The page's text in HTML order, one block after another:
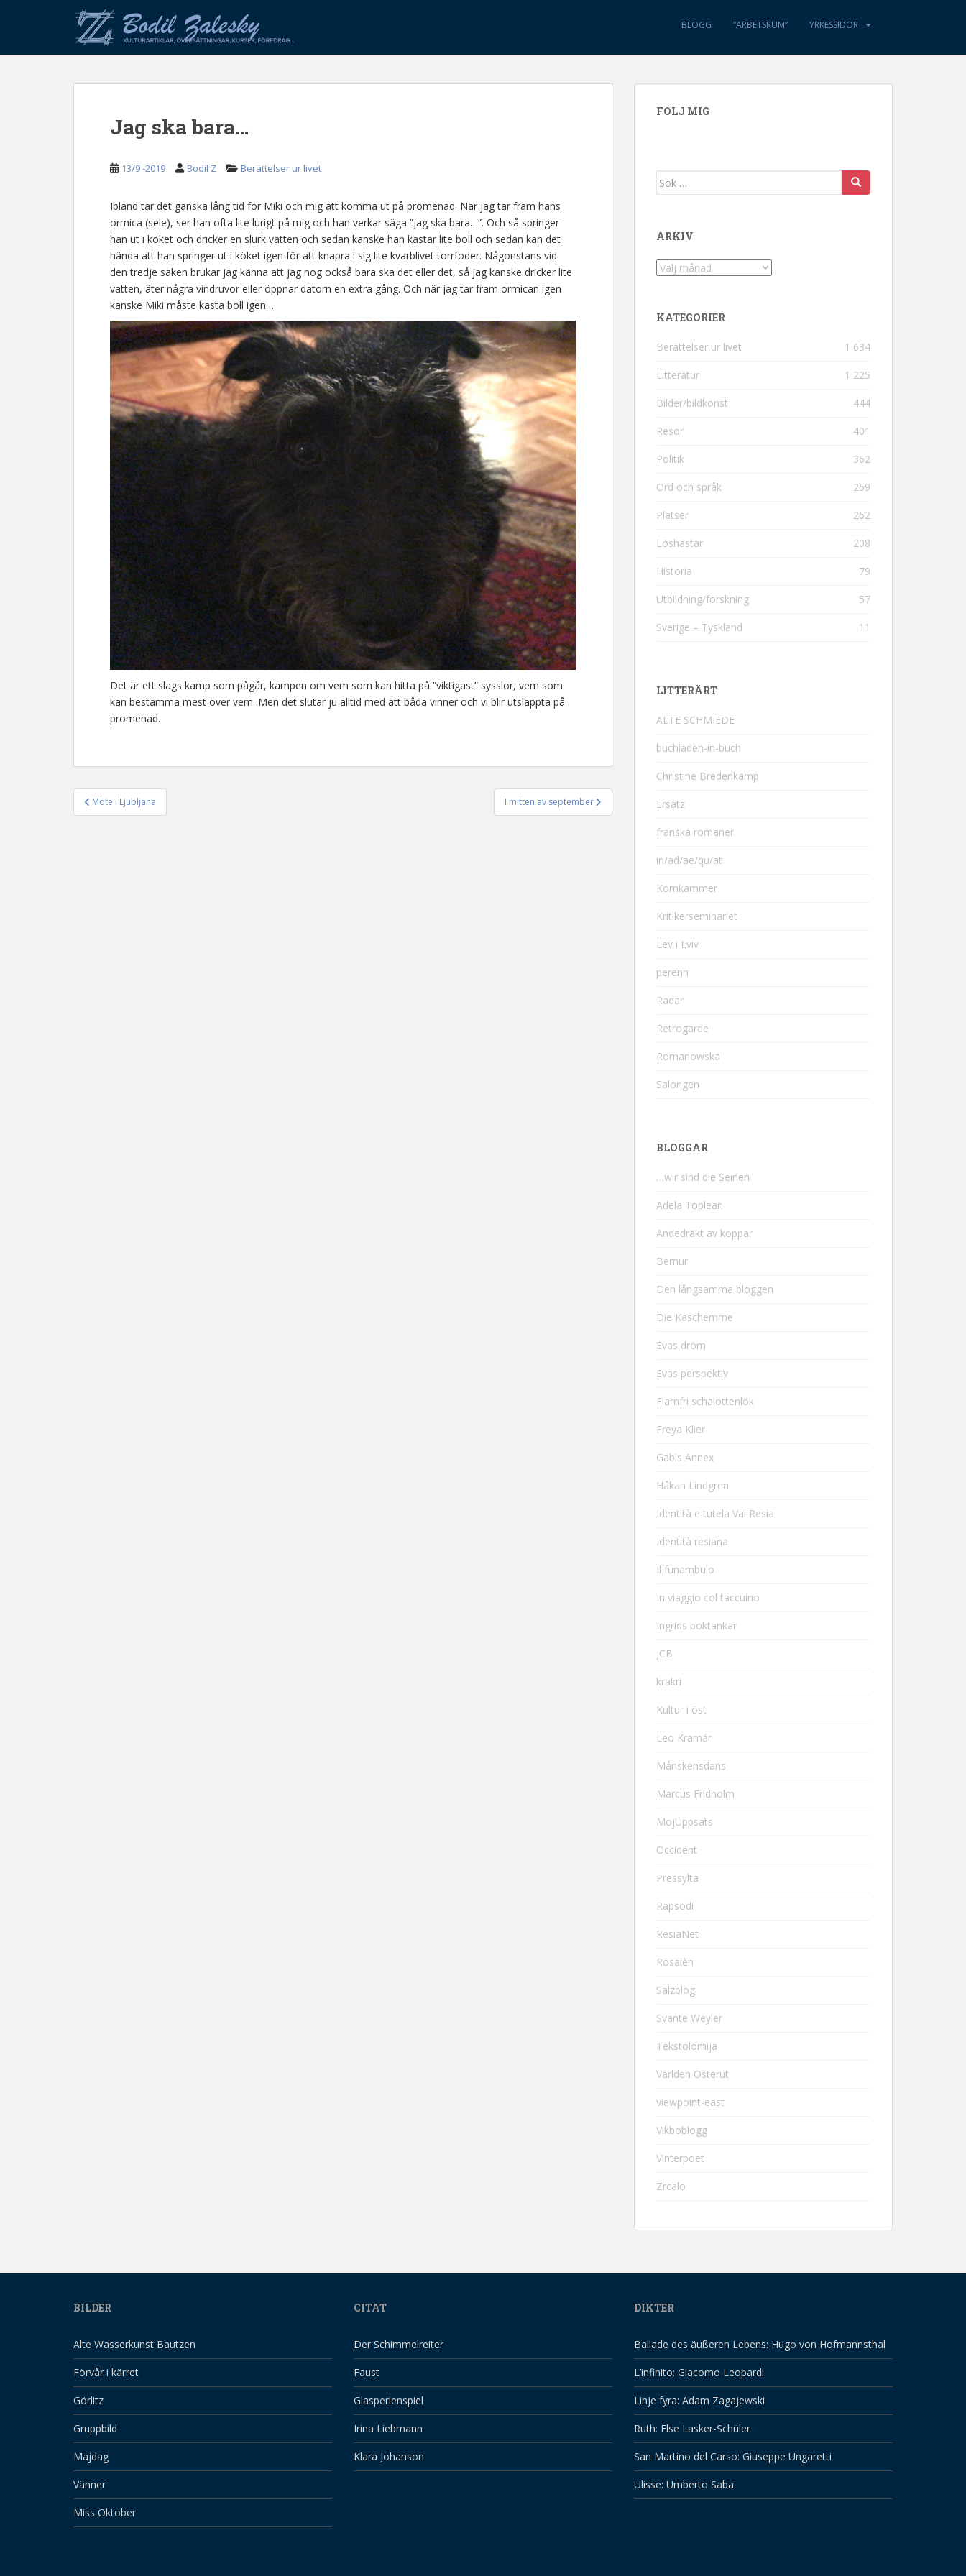
p
BLOGG ”ARBETSRUM” YRKESSIDOR
Jag ska bara…
13/9 -2019 Bodil Z Berättelser ur livet
Ibland tar det ganska lång tid för Miki och mig att komma ut på promenad. När jag tar fram hans
ormica (sele), ser han ofta lite lurigt på mig och han verkar säga ”jag ska bara…”. Och så springer
han ut i köket och dricker en slurk vatten och sedan kanske han kastar lite boll och sedan kan det
hända att han springer ut i köket igen för att knapra i sig lite kvarblivet torrfoder. Någonstans vid
den tredje saken brukar jag känna att jag nog också bara ska det eller det, så jag kanske dricker lite
vatten, äter några vindruvor eller öppnar datorn en extra gång. Och när jag tar fram ormican igen
kanske Miki måste kasta boll igen…
Det är ett slags kamp som pågår, kampen om vem som kan hitta på ”viktigast” sysslor, vem som
kan bestämma mest över vem. Men det slutar ju alltid med att båda vinner och vi blir utsläppta på
promenad.
Inläggsnavigering
Möte i Ljubljana I mitten av september
FÖLJ MIG
Sök efter:
ARKIV
Arkiv
KATEGORIER
Berättelser ur livet 1 634
Litteratur 1 225
Bilder/bildkonst 444
Resor 401
Politik 362
Ord och språk 269
Platser 262
Löshästar 208
Historia 79
Utbildning/forskning 57
Sverige – Tyskland 11
LITTERÄRT
ALTE SCHMIEDE
buchladen-in-buch
Christine Bredenkamp
Ersatz
franska romaner
in/ad/ae/qu/at
Kornkammer
Kritikerseminariet
Lev i Lviv
perenn
Radar
Retrogarde
Romanowska
Salongen
BLOGGAR
…wir sind die Seinen
Adela Toplean
Andedräkt av koppar
Bernur
Den långsamma bloggen
Die Kaschemme
Evas dröm
Evas perspektiv
Flarnfri schalottenlök
Freya Klier
Gabis Annex
Håkan Lindgren
Identità e tutela Val Resia
Identità resiana
Il funambulo
In viaggio col taccuino
Ingrids boktankar
JCB
krakri
Kultur i öst
Leo Kramár
Månskensdans
Marcus Fridholm
MojUppsats
Occident
Pressylta
Rapsodi
ResiaNet
Rosaièn
Salzblog
Svante Weyler
Tekstolomija
Världen Österut
viewpoint-east
Vikboblogg
Vinterpoet
Zrcalo
BILDER
Alte Wasserkunst Bautzen
Förvår i kärret
Görlitz
Gruppbild
Majdag
Vänner
Miss Oktober
CITAT
Der Schimmelreiter
Faust
Glasperlenspiel
Irina Liebmann
Klara Johanson
DIKTER
Ballade des äußeren Lebens: Hugo von Hofmannsthal
L’infinito: Giacomo Leopardi
Linje fyra: Adam Zagajewski
Ruth: Else Lasker-Schüler
San Martino del Carso: Giuseppe Ungaretti
Ulisse: Umberto Saba